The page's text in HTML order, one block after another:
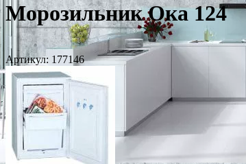
Морозильник Ока 124
Артикул: 177146